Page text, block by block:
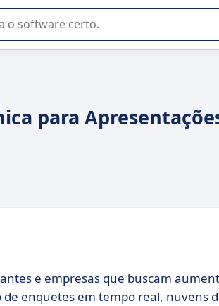
SaaS para sua empresa.
para
e empresas que buscam
enquetes em tempo real, nuvens